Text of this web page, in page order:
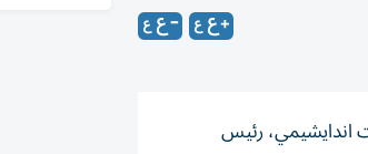
اندايشيمي، رئيس